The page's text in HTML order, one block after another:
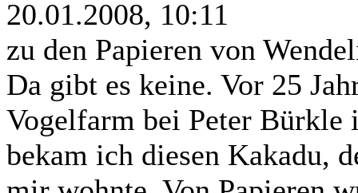
20.01.2008, 10:11
zu den Papieren von
Da gibt es keine. Vor 25
Vogelfarm bei Peter
bekam ich diesen Kakadu,